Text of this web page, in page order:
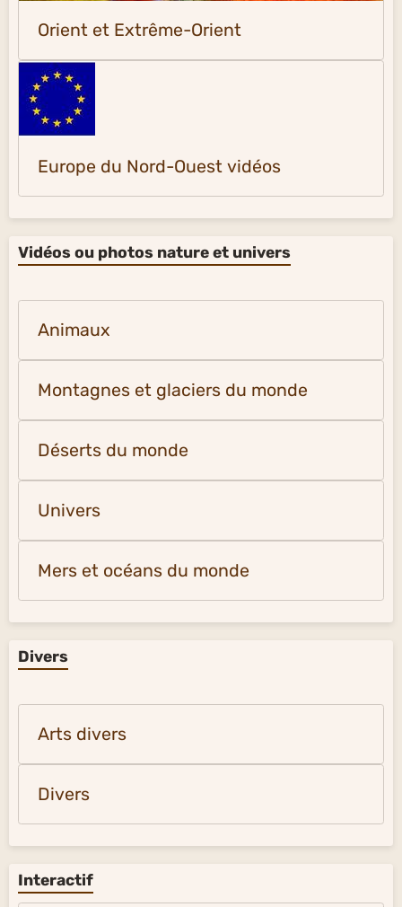
Orient et Extrême-Orient
Europe du Nord-Ouest vidéos
Vidéos ou photos nature et univers
Animaux
Montagnes et glaciers du monde
Déserts du monde
Univers
Mers et océans du monde
Divers
Arts divers
Divers
Interactif